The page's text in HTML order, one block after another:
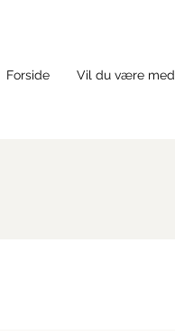
Forside Vil du være med